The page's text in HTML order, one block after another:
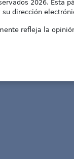
2026. Esta
dirección
refleja la